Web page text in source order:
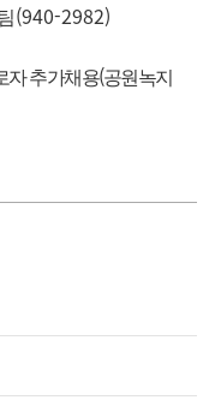
(940-2982)
자 추가채용(공원녹지